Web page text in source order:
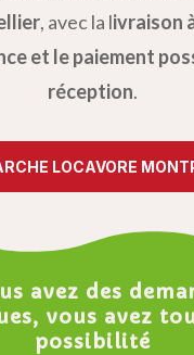
, avec la livraison
et le paiement
réception.
LOCAVORE
avez des
vous avez
possibilité